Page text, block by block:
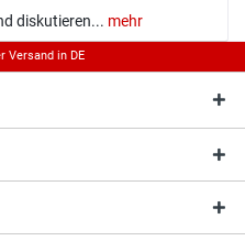
diskutieren... mehr
Versand in DE